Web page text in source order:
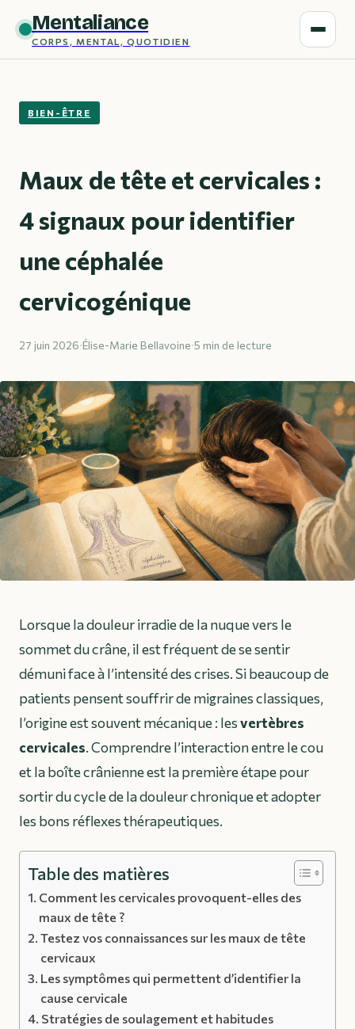
Mentaliance
CORPS, MENTAL, QUOTIDIEN
BIEN-ÊTRE
Maux de tête et cervicales :
4 signaux pour identifier
une céphalée
cervicogénique
27 juin 2026·Élise-Marie Bellavoine·5 min de lecture
Lorsque la douleur irradie de la nuque vers le
sommet du crâne, il est fréquent de se sentir
démuni face à l’intensité des crises. Si beaucoup de
patients pensent souffrir de migraines classiques,
l’origine est souvent mécanique : lesvertèbres
cervicales. Comprendre l’interaction entre le cou
et la boîte crânienne est la première étape pour
sortir du cycle de la douleur chronique et adopter
les bons réflexes thérapeutiques.
Table des matières
Comment les cervicales provoquent-elles des
maux de tête ?
Testez vos connaissances sur les maux de tête
cervicaux
Les symptômes qui permettent d’identifier la
cause cervicale
Stratégies de soulagement et habitudes